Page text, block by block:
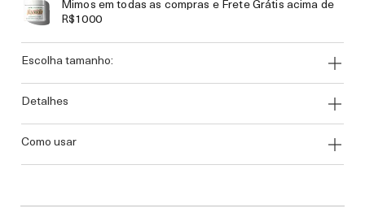
Mimos em todas as compras e Frete Grátis acima de
R$1000
escolha tamanho:
detalhes
como usar